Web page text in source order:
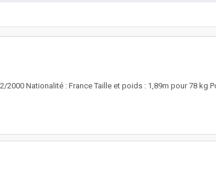
2000 Nationalité : France Taille et poids : 1,89m pour 78